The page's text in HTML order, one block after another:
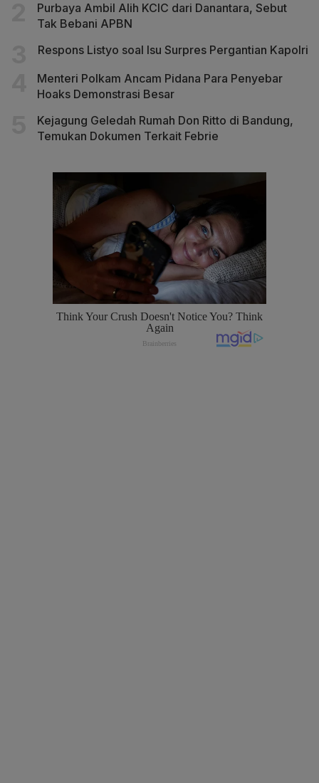
Purbaya Ambil Alih KCIC dari Danantara, Sebut
Tak Bebani APBN
Respons Listyo soal Isu Surpres Pergantian Kapolri
Menteri Polkam Ancam Pidana Para Penyebar
Hoaks Demonstrasi Besar
Kejagung Geledah Rumah Don Ritto di Bandung,
Temukan Dokumen Terkait Febrie